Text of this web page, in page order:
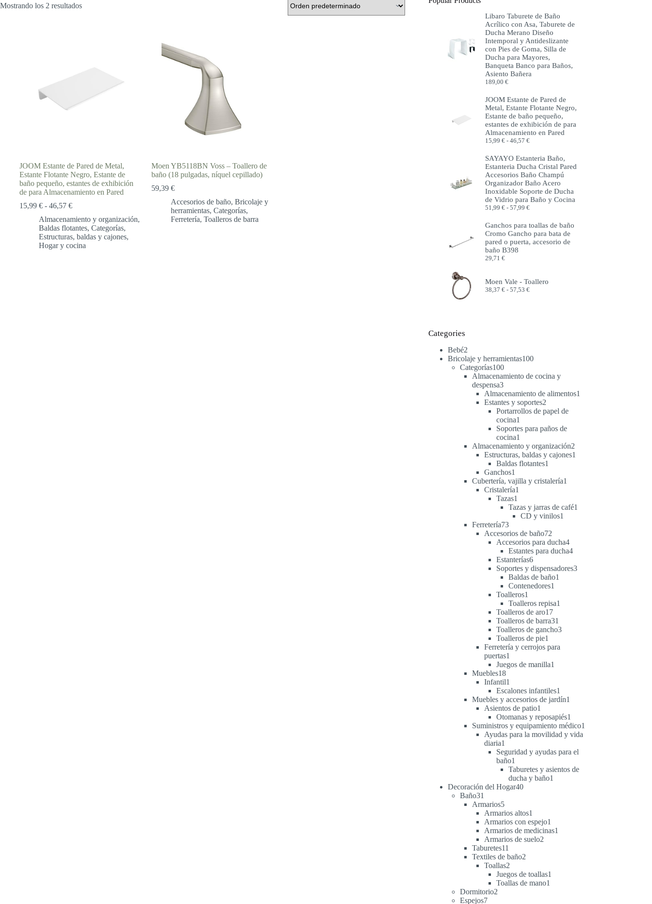
Mostrando los 2 resultados
JOOM Estante de Pared de Metal,
Estante Flotante Negro, Estante de
baño pequeño, estantes de exhibición
de para Almacenamiento en Pared
15,99 € - 46,57 €Rango
precios:
desde
15,99 €
hasta
Almacenamiento y organización,
Baldas flotantes, Categorías,
Estructuras, baldas y cajones,
Hogar y cocina
Moen YB5118BN Voss – Toallero de
baño (18 pulgadas, níquel cepillado)
59,39 €
Accesorios de baño, Bricolaje y
herramientas, Categorías,
Ferretería, Toalleros de barra
Libaro Taburete de Baño
Acrílico con Asa, Taburete de
Ducha Merano Diseño
Intemporal y Antideslizante
con Pies de Goma, Silla de
Ducha para Mayores,
Banqueta Banco para Baños,
Asiento Bañera
189,00€
JOOM Estante de Pared de
Metal, Estante Flotante Negro,
Estante de baño pequeño,
estantes de exhibición de para
Almacenamiento en Pared
15,99€ - 46,57€Rango
precios:
desde
15,99 €
hasta
46,57 €
SAYAYO Estanteria Baño,
Estanteria Ducha Cristal Pared
Accesorios Baño Champú
Organizador Baño Acero
Inoxidable Soporte de Ducha
de Vidrio para Baño y Cocina
51,99€ - 57,99€Rango
precios:
desde
51,99 €
hasta
Ganchos para toallas de baño
Cromo Gancho para bata de
pared o puerta, accesorio de
baño B398
29,71€
Moen Vale - Toallero
38,37€ - 57,53€Rango
Categories
Bebé2
productos
Bricolaje y herramientas100100
Categorías100100
productos
Almacenamiento de cocina y
despensa33
productos
Almacenamiento de alimentos1
Estantes y soportes2
productos
Portarrollos de papel de
cocina1
producto
Soportes para paños de
cocina1
producto
Almacenamiento y organización2
Estructuras, baldas y cajones1
Baldas flotantes1
Ganchos1
producto
Cubertería, vajilla y cristalería1
Cristalería1
Tazas1
producto
Tazas y jarras de café1
CD y vinilos1
Ferretería7373
productos
Accesorios de baño72
productos
Accesorios para ducha44
productos
Estantes para ducha44
Estanterías66
productos
Soportes y dispensadores33
Baldas de baño1
Contenedores1
Toalleros1
producto
Toalleros repisa1
Toalleros de aro1717
productos
Toalleros de barra31
productos
Toalleros de gancho33
Toalleros de pie1
producto
Ferretería y cerrojos para
puertas1
producto
Juegos de manilla1
Muebles1818
productos
Infantil1
producto
Escalones infantiles1
producto
Muebles y accesorios de jardín1
Asientos de patio1
producto
Otomanas y reposapiés1
producto
Suministros y equipamiento médico1
Ayudas para la movilidad y vida
diaria1
producto
Seguridad y ayudas para el
baño1
producto
Taburetes y asientos de
ducha y baño1
Decoración del Hogar4040
Baño31
productos
Armarios55
productos
Armarios altos1
producto
Armarios con espejo1
producto
Armarios de medicinas1
Armarios de suelo2
Taburetes11
productos
Textiles de baño2
Toallas2
productos
Juegos de toallas1
Toallas de mano1
Dormitorio2
Espejos77